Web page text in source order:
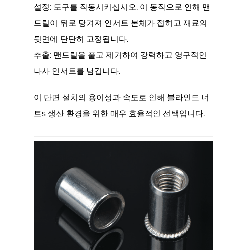
산
업
전
의
핵
애
플
케
설정: 도구를 작동시키십시오. 이 동작으로 인해 맨
드릴이 뒤로 당겨져 인서트 본체가 접히고 재료의
뒷면에 단단히 고정됩니다.
추출: 맨드릴을 풀고 제거하여 강력하고 영구적인
나사 인서트를 남깁니다.
이 단면 설치의 용이성과 속도로 인해 블라인드 너
트s생산 환경을 위한 매우 효율적인 선택입니다.